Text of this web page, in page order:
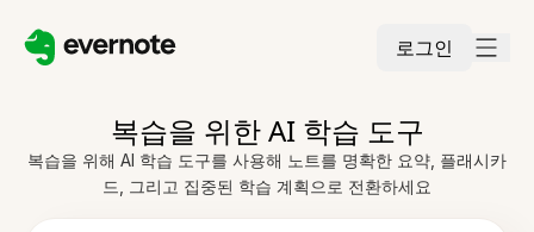
로그인
복습을 위한 AI 학습 도구
복습을 위해 AI 학습 도구를 사용해 노트를 명확한 요약, 플래시카
드, 그리고 집중된 학습 계획으로 전환하세요